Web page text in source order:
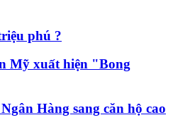
phú ?
Mỹ xuất hiện "Bong
Hàng sang căn hộ cao